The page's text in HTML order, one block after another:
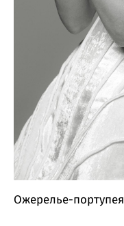
Ожерелье-портупея